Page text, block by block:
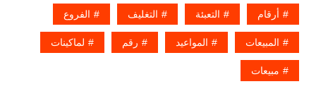
أرقام التعبئة التغليف الفروع
المبيعات المواعيد رقم لماكينات
مبيعات